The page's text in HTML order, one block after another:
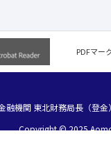
PDFマー
融機関 東北財務局長（
Copyright © 2025